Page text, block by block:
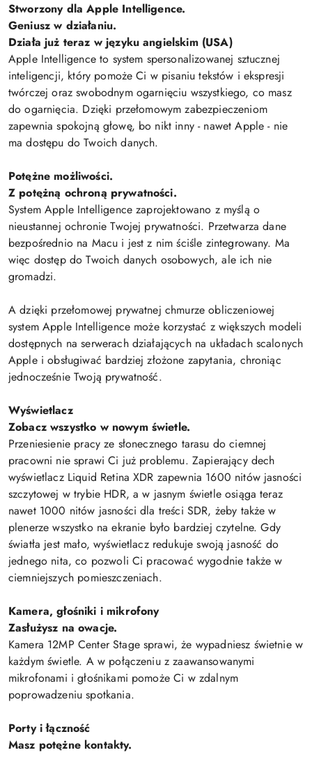
Stworzony dla Apple Intelligence.
Geniusz w działaniu.
Działa już teraz w języku angielskim (USA)
Apple Intelligence to system spersonalizowanej sztucznej
inteligencji, który pomoże Ci w pisaniu tekstów i ekspresji
twórczej oraz swobodnym ogarnięciu wszystkiego, co masz
do ogarnięcia. Dzięki przełomowym zabezpieczeniom
zapewnia spokojną głowę, bo nikt inny - nawet Apple - nie
ma dostępu do Twoich danych.
Potężne możliwości.
Z potężną ochroną prywatności.
System Apple Intelligence zaprojektowano z myślą o
nieustannej ochronie Twojej prywatności. Przetwarza dane
bezpośrednio na Macu i jest z nim ściśle zintegrowany. Ma
więc dostęp do Twoich danych osobowych, ale ich nie
gromadzi.
A dzięki przełomowej prywatnej chmurze obliczeniowej
system Apple Intelligence może korzystać z większych modeli
dostępnych na serwerach działających na układach scalonych
Apple i obsługiwać bardziej złożone zapytania, chroniąc
jednocześnie Twoją prywatność.
Wyświetlacz
Zobacz wszystko w nowym świetle.
Przeniesienie pracy ze słonecznego tarasu do ciemnej
pracowni nie sprawi Ci już problemu. Zapierający dech
wyświetlacz Liquid Retina XDR zapewnia 1600 nitów jasności
szczytowej w trybie HDR, a w jasnym świetle osiąga teraz
nawet 1000 nitów jasności dla treści SDR, żeby także w
plenerze wszystko na ekranie było bardziej czytelne. Gdy
światła jest mało, wyświetlacz redukuje swoją jasność do
jednego nita, co pozwoli Ci pracować wygodnie także w
ciemniejszych pomieszczeniach.
Kamera, głośniki i mikrofony
Zasłużysz na owacje.
Kamera 12MP Center Stage sprawi, że wypadniesz świetnie w
każdym świetle. A w połączeniu z zaawansowanymi
mikrofonami i głośnikami pomoże Ci w zdalnym
poprowadzeniu spotkania.
Porty i łączność
Masz potężne kontakty.